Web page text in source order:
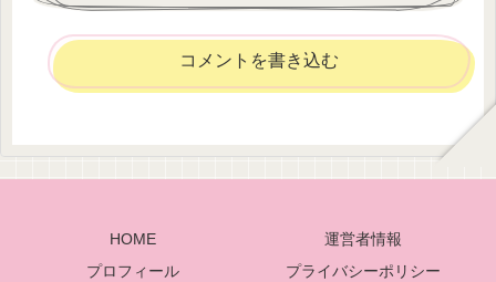
コメントを書き込む
HOME
運営者情報
プロフィール
プライバシーポリシー